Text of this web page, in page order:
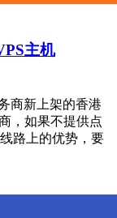
主机
商新上架的香港
，如果不提供点
路上的优势，要